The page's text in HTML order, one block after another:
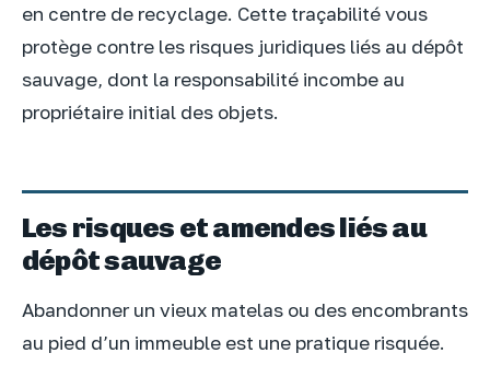
en centre de recyclage. Cette traçabilité vous
protège contre les risques juridiques liés au dépôt
sauvage, dont la responsabilité incombe au
propriétaire initial des objets.
Les risques et amendes liés au
dépôt sauvage
Abandonner un vieux matelas ou des encombrants
au pied d’un immeuble est une pratique risquée.